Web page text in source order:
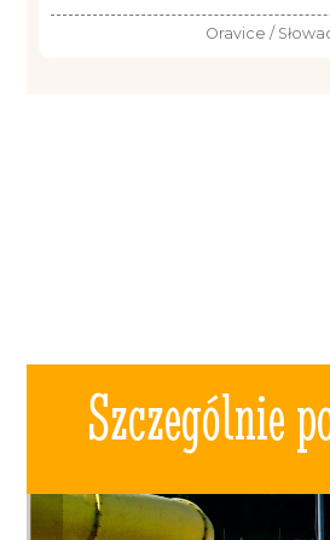
Oravice /
Szczególnie